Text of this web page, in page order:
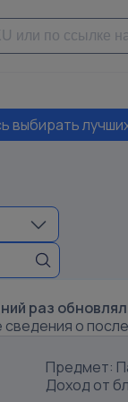
выбирать
раз
сведения о
Предмет:
Доход от